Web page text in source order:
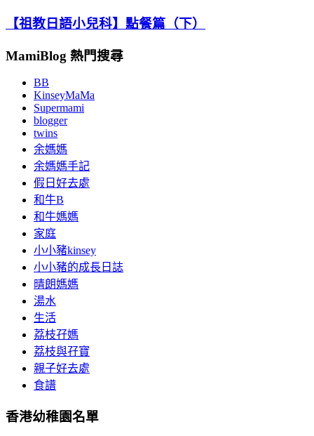
【祖教日語小兒科】點餐篇（下）
MamiBlog 熱門搜尋
BB
KinseyMaMa
Supermami
blogger
twins
余媽媽
余媽媽手記
假日好去處
和牛B
和牛媽媽
家庭
小小豬kinsey
小小豬的成長日誌
晴朗媽媽
湯水
生活
荔枝孖媽
荔枝與孖寶
親子好去處
食譜
香港幼稚園名單